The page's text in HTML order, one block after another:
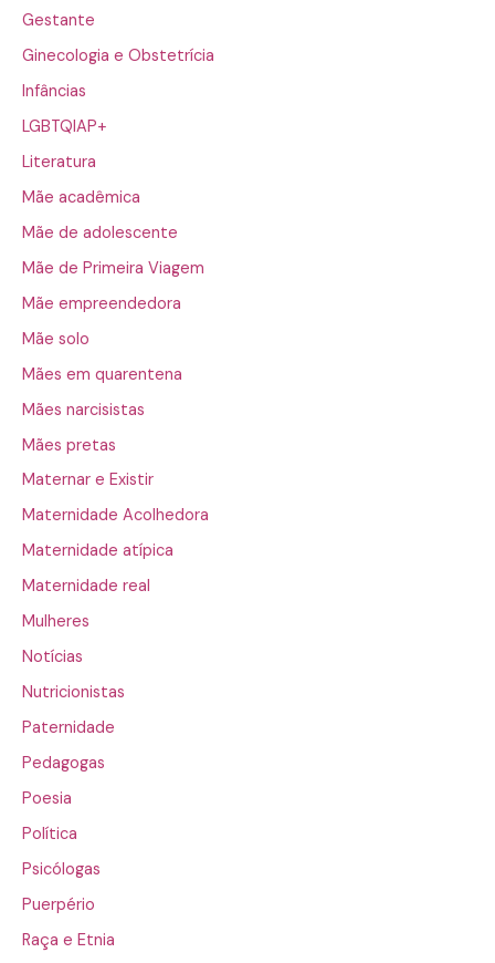
Gestante
Ginecologia e Obstetrícia
Infâncias
LGBTQIAP+
Literatura
Mãe acadêmica
Mãe de adolescente
Mãe de Primeira Viagem
Mãe empreendedora
Mãe solo
Mães em quarentena
Mães narcisistas
Mães pretas
Maternar e Existir
Maternidade Acolhedora
Maternidade atípica
Maternidade real
Mulheres
Notícias
Nutricionistas
Paternidade
Pedagogas
Poesia
Política
Psicólogas
Puerpério
Raça e Etnia